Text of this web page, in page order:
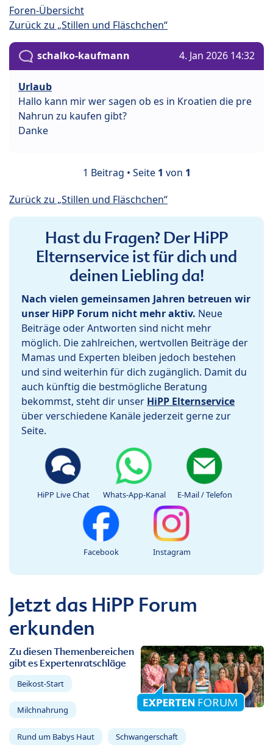
Foren-Übersicht
Zurück zu „Stillen und Fläschchen“
schalko-kaufmann 4. Jan 2026 14:32
Urlaub
Hallo kann mir wer sagen ob es in Kroatien die pre
Nahrun zu kaufen gibt?
Danke
1 Beitrag • Seite 1 von 1
Zurück zu „Stillen und Fläschchen“
Hast du Fragen? Der HiPP
Elternservice ist für dich und
deinen Liebling da!
Nach vielen gemeinsamen Jahren betreuen wir
unser HiPP Forum nicht mehr aktiv. Neue
Beiträge oder Antworten sind nicht mehr
möglich. Die zahlreichen, wertvollen Beiträge der
Mamas und Experten bleiben jedoch bestehen
und sind weiterhin für dich zugänglich. Damit du
auch künftig die bestmögliche Beratung
bekommst, steht dir unser HiPP Elternservice
über verschiedene Kanäle jederzeit gerne zur
Seite.
HiPP Live Chat Whats-App-Kanal E-Mail / Telefon
Facebook Instagram
Jetzt das HiPP Forum
erkunden
Zu diesen Themenbereichen
gibt es Expertenratschläge
Beikost-Start
Milchnahrung
Rund um Babys Haut Schwangerschaft